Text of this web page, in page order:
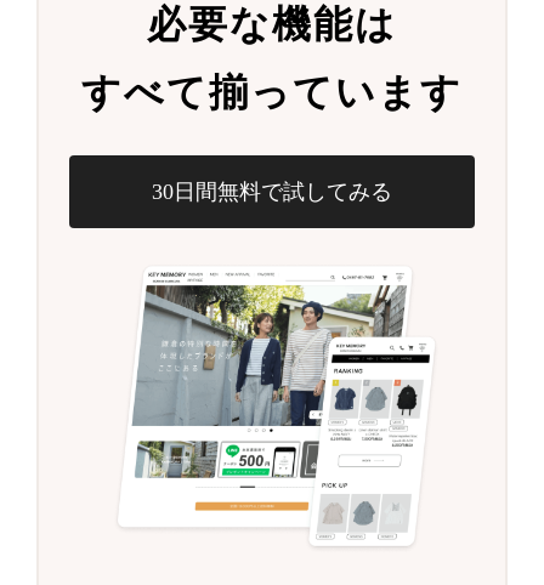
必要な機能は
すべて揃っています
30日間無料で試してみる